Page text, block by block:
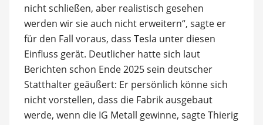
nicht schließen, aber realistisch gesehen
werden wir sie auch nicht erweitern“, sagte er
für den Fall voraus, dass Tesla unter diesen
Einfluss gerät. Deutlicher hatte sich laut
Berichten schon Ende 2025 sein deutscher
Statthalter geäußert: Er persönlich könne sich
nicht vorstellen, dass die Fabrik ausgebaut
werde, wenn die IG Metall gewinne, sagte Thierig